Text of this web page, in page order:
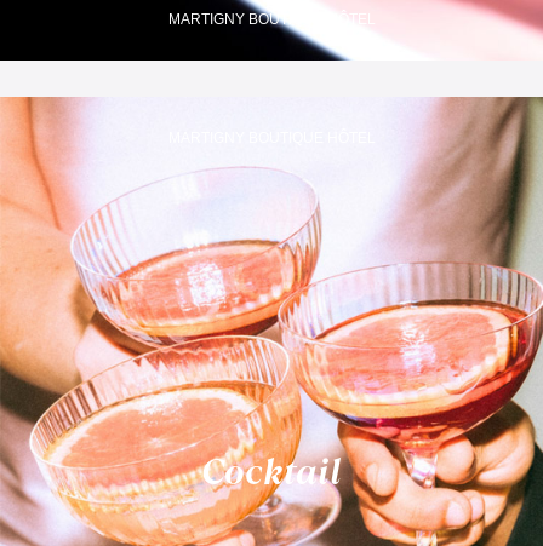
MARTIGNY BOUTIQUE HÔTEL
Cocktail